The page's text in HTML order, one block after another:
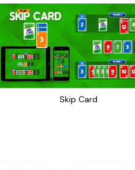
Skip Card